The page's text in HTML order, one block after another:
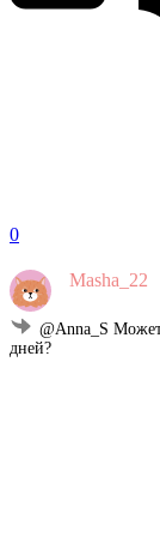
0
Masha_22
@Anna_S
дней?